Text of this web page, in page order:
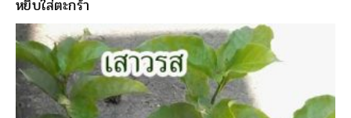
หยิบใส่ตะกร้า